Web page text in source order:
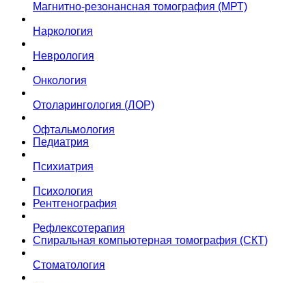
Магнитно-резонансная томография (МРТ)
Наркология
Неврология
Онкология
Отоларингология (ЛОР)
Офтальмология
Педиатрия
Психиатрия
Психология
Рентгенография
Рефлексотерапия
Спиральная компьютерная томография (СКТ)
Стоматология